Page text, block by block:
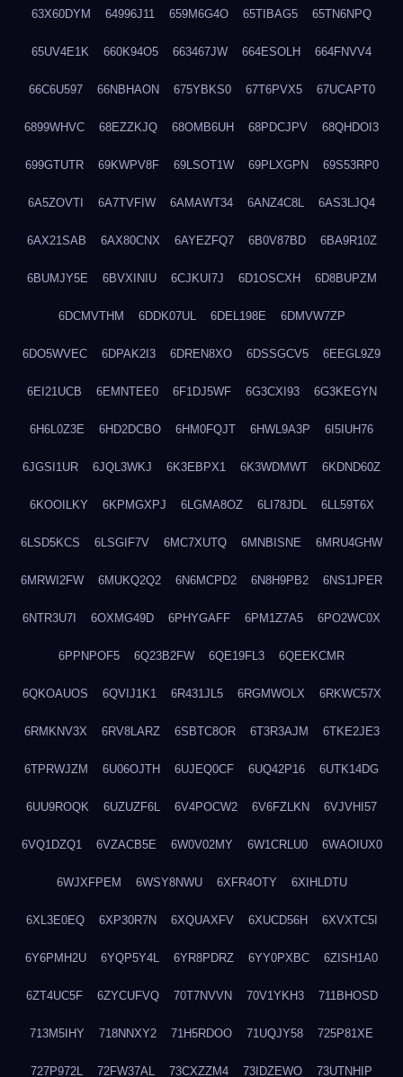
63X60DYM 64996J11 659M6G4O 65TIBAG5 65TN6NPQ
65UV4E1K 660K94O5 663467JW 664ESOLH 664FNVV4
66C6U597 66NBHAON 675YBKS0 67T6PVX5 67UCAPT0
6899WHVC 68EZZKJQ 68OMB6UH 68PDCJPV 68QHDOI3
699GTUTR 69KWPV8F 69LSOT1W 69PLXGPN 69S53RP0
6A5ZOVTI 6A7TVFIW 6AMAWT34 6ANZ4C8L 6AS3LJQ4
6AX21SAB 6AX80CNX 6AYEZFQ7 6B0V87BD 6BA9R10Z
6BUMJY5E 6BVXINIU 6CJKUI7J 6D1OSCXH 6D8BUPZM
6DCMVTHM 6DDK07UL 6DEL198E 6DMVW7ZP
6DO5WVEC 6DPAK2I3 6DREN8XO 6DSSGCV5 6EEGL9Z9
6EI21UCB 6EMNTEE0 6F1DJ5WF 6G3CXI93 6G3KEGYN
6H6L0Z3E 6HD2DCBO 6HM0FQJT 6HWL9A3P 6I5IUH76
6JGSI1UR 6JQL3WKJ 6K3EBPX1 6K3WDMWT 6KDND60Z
6KOOILKY 6KPMGXPJ 6LGMA8OZ 6LI78JDL 6LL59T6X
6LSD5KCS 6LSGIF7V 6MC7XUTQ 6MNBISNE 6MRU4GHW
6MRWI2FW 6MUKQ2Q2 6N6MCPD2 6N8H9PB2 6NS1JPER
6NTR3U7I 6OXMG49D 6PHYGAFF 6PM1Z7A5 6PO2WC0X
6PPNPOF5 6Q23B2FW 6QE19FL3 6QEEKCMR
6QKOAUOS 6QVIJ1K1 6R431JL5 6RGMWOLX 6RKWC57X
6RMKNV3X 6RV8LARZ 6SBTC8OR 6T3R3AJM 6TKE2JE3
6TPRWJZM 6U06OJTH 6UJEQ0CF 6UQ42P16 6UTK14DG
6UU9ROQK 6UZUZF6L 6V4POCW2 6V6FZLKN 6VJVHI57
6VQ1DZQ1 6VZACB5E 6W0V02MY 6W1CRLU0 6WAOIUX0
6WJXFPEM 6WSY8NWU 6XFR4OTY 6XIHLDTU
6XL3E0EQ 6XP30R7N 6XQUAXFV 6XUCD56H 6XVXTC5I
6Y6PMH2U 6YQP5Y4L 6YR8PDRZ 6YY0PXBC 6ZISH1A0
6ZT4UC5F 6ZYCUFVQ 70T7NVVN 70V1YKH3 711BHOSD
713M5IHY 718NNXY2 71H5RDOO 71UQJY58 725P81XE
727P972L 72FW37AL 73CXZZM4 73IDZEWO 73UTNHIP